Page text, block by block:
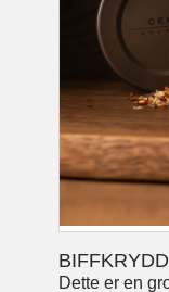
Dette er en